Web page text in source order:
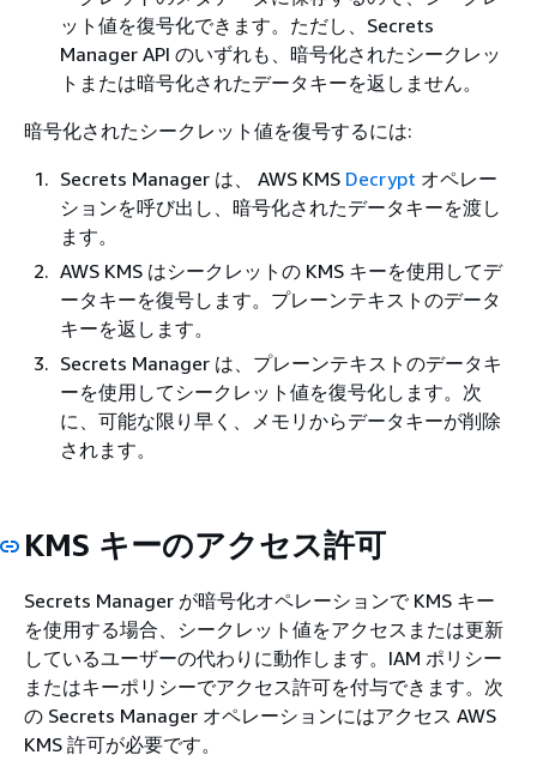
ット値を復号化できます。ただし、Secrets
Manager API のいずれも、暗号化されたシークレッ
トまたは暗号化されたデータキーを返しません。
暗号化されたシークレット値を復号するには:
Secrets Manager は、 AWS KMS Decrypt オペレー
ションを呼び出し、暗号化されたデータキーを渡し
ます。
AWS KMS はシークレットの KMS キーを使用してデ
ータキーを復号します。プレーンテキストのデータ
キーを返します。
Secrets Manager は、プレーンテキストのデータキ
ーを使用してシークレット値を復号化します。次
に、可能な限り早く、メモリからデータキーが削除
されます。
KMS キーのアクセス許可
Secrets Manager が暗号化オペレーションで KMS キー
を使用する場合、シークレット値をアクセスまたは更新
しているユーザーの代わりに動作します。IAM ポリシー
またはキーポリシーでアクセス許可を付与できます。次
の Secrets Manager オペレーションにはアクセス AWS
KMS 許可が必要です。